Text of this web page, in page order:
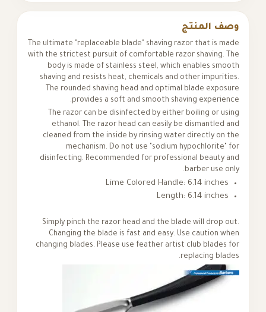
وصف المنتج
The ultimate "replaceable blade" shaving razor that is made
with the strictest pursuit of comfortable razor shaving. The
body is made of stainless steel, which enables smooth
shaving and resists heat, chemicals and other impurities.
The rounded shaving head and optimal blade exposure
provides a soft and smooth shaving experience.
The razor can be disinfected by either boiling or using
ethanol. The razor head can easily be dismantled and
cleaned from the inside by rinsing water directly on the
mechanism. Do not use "sodium hypochlorite" for
disinfecting. Recommended for professional beauty and
barber use only.
Lime Colored Handle: 6.14 inches
Length: 6.14 inches
Simply pinch the razor head and the blade will drop out.
Changing the blade is fast and easy. Use caution when
changing blades. Please use feather artist club blades for
replacing blades.